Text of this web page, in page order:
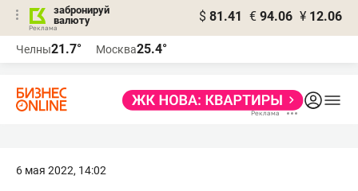
забронируй
валюту
$ 81.41 € 94.06 ¥ 12.06
Челны21.7° Москва25.4°
6 мая 2022, 14:02